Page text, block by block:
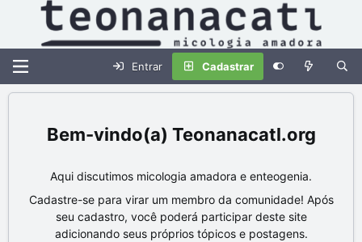
Entrar Cadastrar
Teonanacatl.org
Aqui discutimos micologia amadora e enteogenia.
Cadastre-se para virar um membro da comunidade! Após
seu cadastro, você poderá participar deste site
adicionando seus próprios tópicos e postagens.